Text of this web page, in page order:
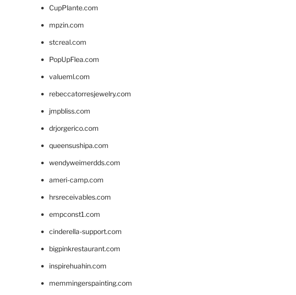
CupPlante.com
mpzin.com
stcreal.com
PopUpFlea.com
valueml.com
rebeccatorresjewelry.com
jmpbliss.com
drjorgerico.com
queensushipa.com
wendyweimerdds.com
ameri-camp.com
hrsreceivables.com
empconst1.com
cinderella-support.com
bigpinkrestaurant.com
inspirehuahin.com
memmingerspainting.com